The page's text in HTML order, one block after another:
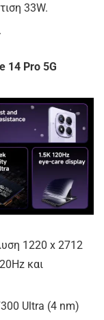
33W.
14 Pro 5G
1220 x 2712
και
Ultra (4 nm)